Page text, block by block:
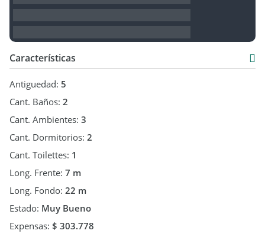
Características
Antiguedad: 5
Cant. Baños: 2
Cant. Ambientes: 3
Cant. Dormitorios: 2
Cant. Toilettes: 1
Long. Frente: 7 m
Long. Fondo: 22 m
Estado: Muy Bueno
Expensas: $ 303.778